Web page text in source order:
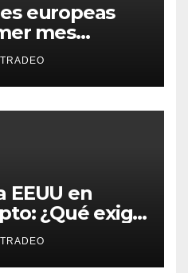
europeas
mes
inicio de la
TRADEO
EEUU en
¿Qué exige
TRADEO